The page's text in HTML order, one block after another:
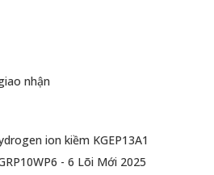
nhận
ion kiềm KGEP13A1
- 6 Lõi Mới 2025